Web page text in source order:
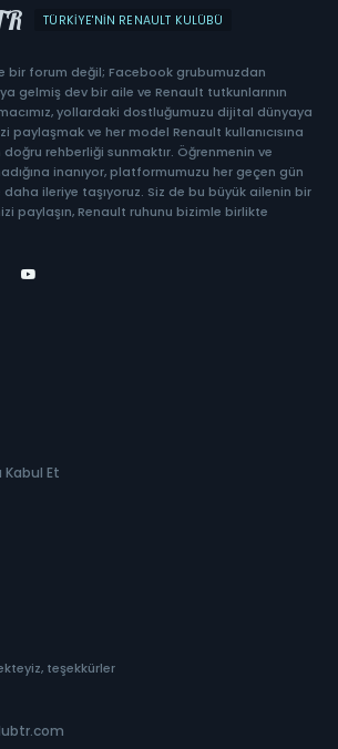
TÜRKIYE'NIN RENAULT KULÜBÜ
bir forum değil; Facebook grubumuzdan
gelmiş dev bir aile ve Renault tutkunlarının
yollardaki dostluğumuzu dijital dünyaya
paylaşmak ve her model Renault kullanıcısına
rehberliği sunmaktır. Öğrenmenin ve
inanıyor, platformumuzu her geçen gün
ileriye taşıyoruz. Siz de bu büyük ailenin bir
paylaşın, Renault ruhunu bizimle birlikte
Kabul Et
teşekkürler